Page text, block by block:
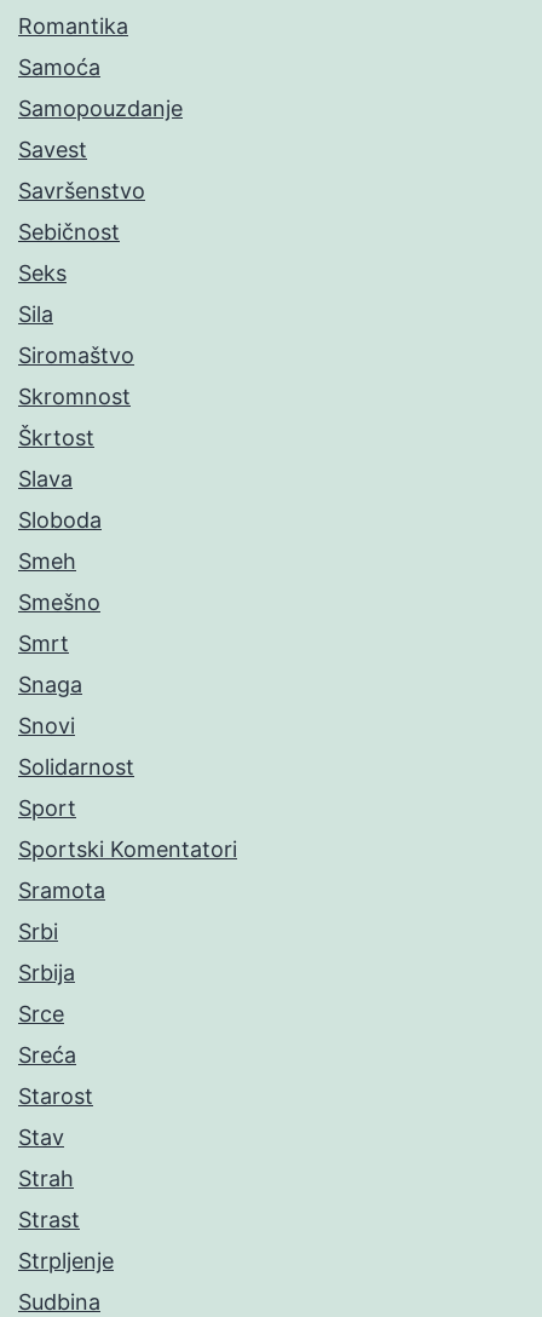
Romantika
Samoća
Samopouzdanje
Savest
Savršenstvo
Sebičnost
Seks
Sila
Siromaštvo
Skromnost
Škrtost
Slava
Sloboda
Smeh
Smešno
Smrt
Snaga
Snovi
Solidarnost
Sport
Sportski Komentatori
Sramota
Srbi
Srbija
Srce
Sreća
Starost
Stav
Strah
Strast
Strpljenje
Sudbina